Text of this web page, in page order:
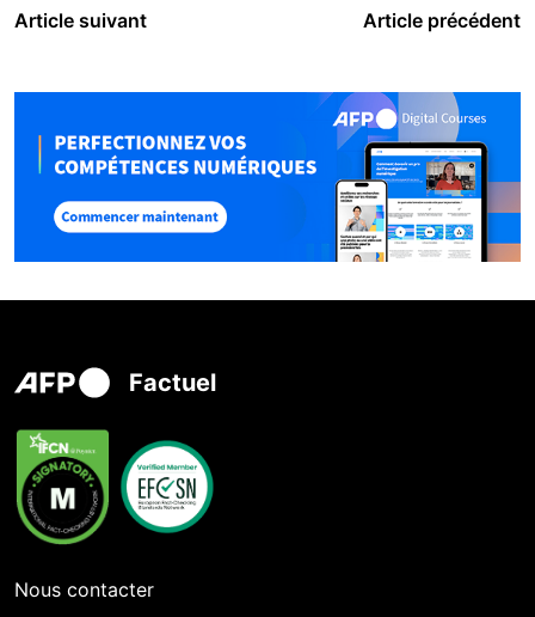
Article suivant Article précédent
Factuel
Nous contacter